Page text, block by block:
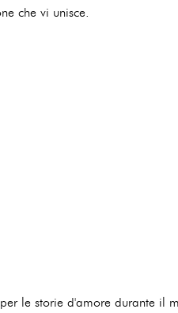
che vi unisce.
le storie d'amore durante il